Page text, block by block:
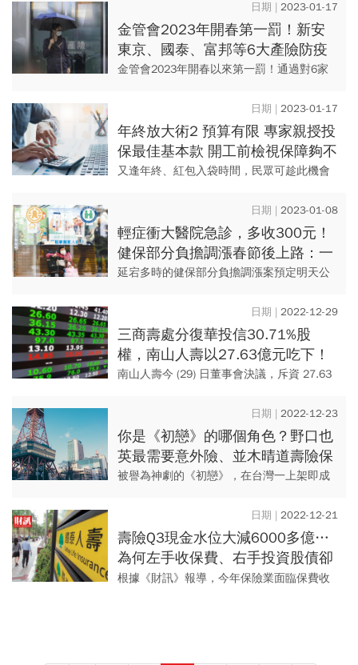
供財務補償的角色，逐步轉型為全民健康的
守護者。連續二年舉辦「南山...
2023-01-17
金管會2023年開春第一罰！新安
東京、國泰、富邦等6大產險防疫
保單疏失，各家開罰180萬
金管會2023年開春以來第一罰！通過對6家
物、中信產物、富邦產物、兆豐產物以及和
泰產物，違反保險法相關規...
2023-01-17
年終放大術2 預算有限 專家親授投
保最佳基本款 開工前檢視保障夠不
夠 挑選實支實付留意三訣竅
又逢年終、紅包入袋時間，民眾可趁此機會
資族，業者首推意外險、重大傷病險及實支
實付三類型保單。
2023-01-08
輕症衝大醫院急診，多收300元！
健保部分負擔調漲春節後上路：一
張表整理「看病要多付哪些錢」
延宕多時的健保部分負擔調漲案預定明天公
眾到醫療院所做檢查均免部分負擔，未來都
要收取10％～20％不等的...
2022-12-29
三商壽處分復華投信30.71%股
權，南山人壽以27.63億元吃下！
南山人壽今 (29) 日董事會決議，斥資 27.63
的復華投信 30.71% 股權，看準...2022-12-23
你是《初戀》的哪個角色？野口也
英最需要意外險、並木晴道壽險保
單很重要！用神劇來看保險性格
被譽為神劇的《初戀》，在台灣一上架即成
風景令人響往以外，配上宇多田光神曲
「First Love」及演員...
2022-12-21
壽險Q3現金水位大減6000多億…
為何左手收保費、右手投資股債卻
「逆中介」？他點出3原因
根據《財訊》報導，今年保險業面臨保費收